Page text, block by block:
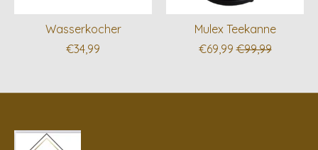
Wasserkocher
€34,99
Mulex Teekanne
€69,99 €99,99